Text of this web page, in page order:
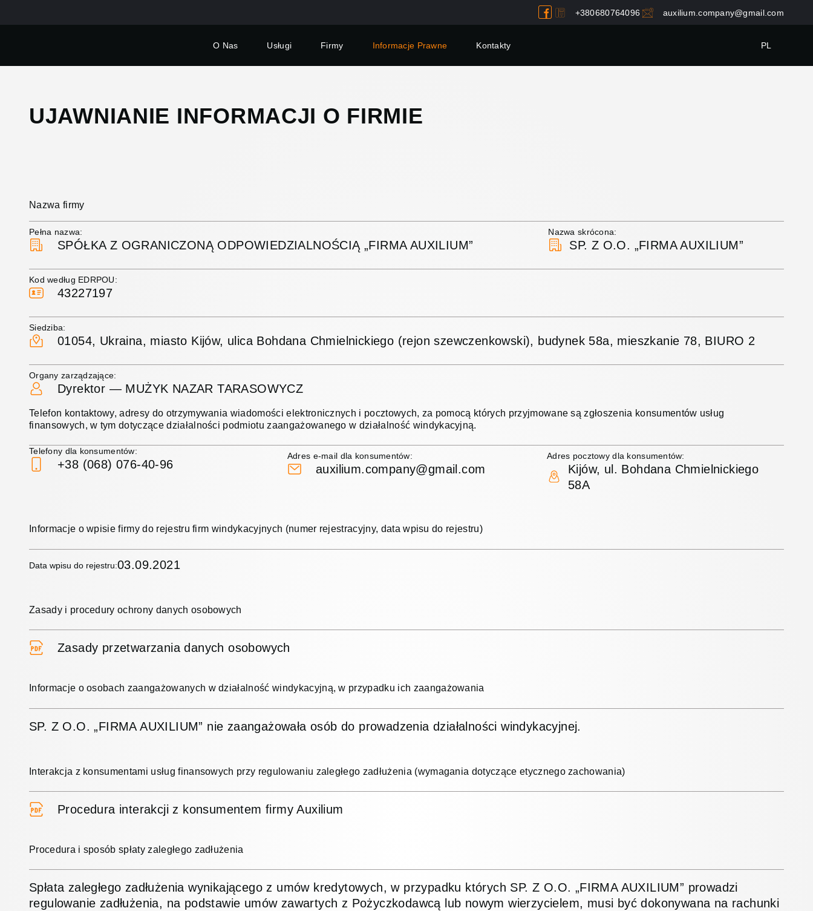
+380680764096 auxilium.company@gmail.com
O Nas Usługi Firmy Informacje Prawne Kontakty PL
UJAWNIANIE INFORMACJI O FIRMIE
Nazwa firmy
Pełna nazwa:
SPÓŁKA Z OGRANICZONĄ ODPOWIEDZIALNOŚCIĄ „FIRMA AUXILIUM”
Nazwa skrócona:
SP. Z O.O. „FIRMA AUXILIUM”
Kod według EDRPOU:
43227197
Siedziba:
01054, Ukraina, miasto Kijów, ulica Bohdana Chmielnickiego (rejon szewczenkowski), budynek 58a, mieszkanie 78, BIURO 2
Organy zarządzające:
Dyrektor — MUŻYK NAZAR TARASOWYCZ
Telefon kontaktowy, adresy do otrzymywania wiadomości elektronicznych i pocztowych, za pomocą których przyjmowane są zgłoszenia konsumentów usług
finansowych, w tym dotyczące działalności podmiotu zaangażowanego w działalność windykacyjną.
Telefony dla konsumentów:
+38 (068) 076-40-96
Adres e-mail dla konsumentów:
auxilium.company@gmail.com
Adres pocztowy dla konsumentów:
Kijów, ul. Bohdana Chmielnickiego
58A
Informacje o wpisie firmy do rejestru firm windykacyjnych (numer rejestracyjny, data wpisu do rejestru)
Data wpisu do rejestru:03.09.2021
Zasady i procedury ochrony danych osobowych
Zasady przetwarzania danych osobowych
Informacje o osobach zaangażowanych w działalność windykacyjną, w przypadku ich zaangażowania
SP. Z O.O. „FIRMA AUXILIUM” nie zaangażowała osób do prowadzenia działalności windykacyjnej.
Interakcja z konsumentami usług finansowych przy regulowaniu zaległego zadłużenia (wymagania dotyczące etycznego zachowania)
Procedura interakcji z konsumentem firmy Auxilium
Procedura i sposób spłaty zaległego zadłużenia
Spłata zaległego zadłużenia wynikającego z umów kredytowych, w przypadku których SP. Z O.O. „FIRMA AUXILIUM” prowadzi
regulowanie zadłużenia, na podstawie umów zawartych z Pożyczkodawcą lub nowym wierzycielem, musi być dokonywana na rachunki